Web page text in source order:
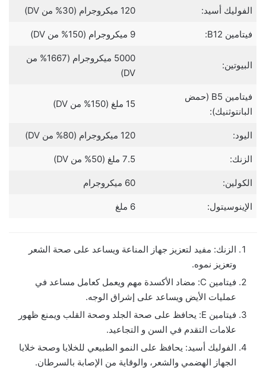
الفوليك أسيد: 120 ميكروجرام (30% من DV)
فيتامين B12: 9 ميكروجرام (150% من DV)
البيوتين:
5000 ميكروجرام (1667% من
DV)
فيتامين B5 (حمض
البانتوثنيك):
15 ملغ (150% من DV)
اليود: 120 ميكروجرام (80% من DV)
الزنك: 7.5 ملغ (50% من DV)
الكولين: 60 ميكروجرام
الإينوسيتول: 6 ملغ
الزنك: مفيد لتعزيز جهاز المناعة ويساعد على صحة الشعر
وتعزيز نموه.
فيتامين C: مضاد الأكسدة مهم ويعمل كعامل مساعد في
عمليات الأيض ويساعد على إشراق الوجه.
فيتامين E: يحافظ على صحة الجلد وصحة القلب ويمنع ظهور
علامات التقدم في السن و التجاعيد.
الفوليك أسيد: يحافظ على النمو الطبيعي للخلايا وصحة خلايا
الجهاز الهضمي والشعر، والوقاية من الإصابة بالسرطان.